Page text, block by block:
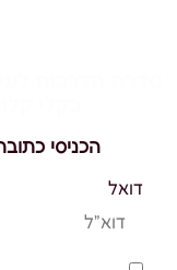
הכניסי
דואל